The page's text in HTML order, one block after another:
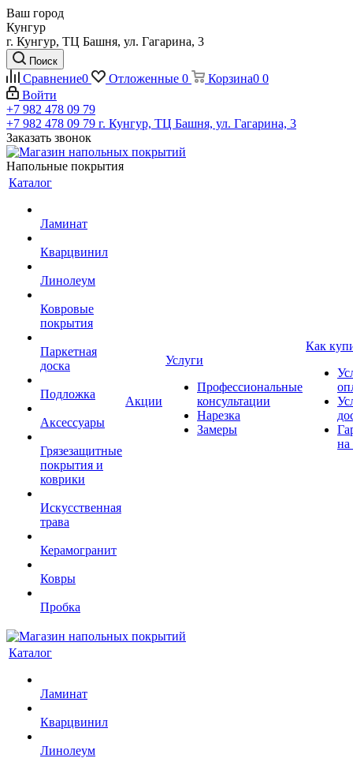
Ваш город
Кунгур
г. Кунгур, ТЦ Башня, ул. Гагарина, 3
Поиск
Сравнение0 Отложенные 0 Корзина0 0
Войти
+7 982 478 09 79
+7 982 478 09 79 г. Кунгур, ТЦ Башня, ул. Гагарина, 3
Заказать звонок
Напольные покрытия
Каталог
Ламинат
Кварцвинил
Линолеум
Ковровые
покрытия
Паркетная
доска
Подложка
Аксессуары
Грязезащитные
покрытия и
коврики
Искусственная
трава
Керамогранит
Ковры
Пробка
Акции
Услуги
Профессиональные
консультации
Нарезка
Замеры
Как
на
Каталог
Ламинат
Кварцвинил
Линолеум